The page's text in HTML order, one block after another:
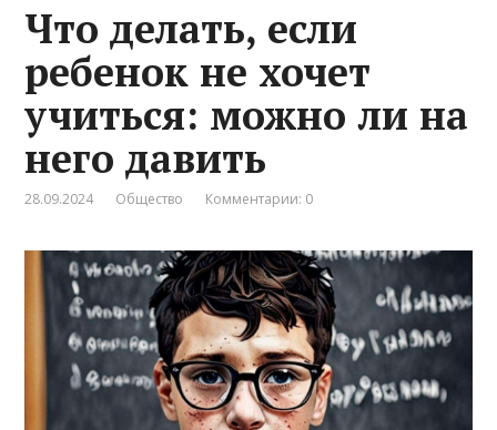
Что делать, если
ребенок не хочет
учиться: можно ли на
него давить
28.09.2024 Общество Комментарии: 0